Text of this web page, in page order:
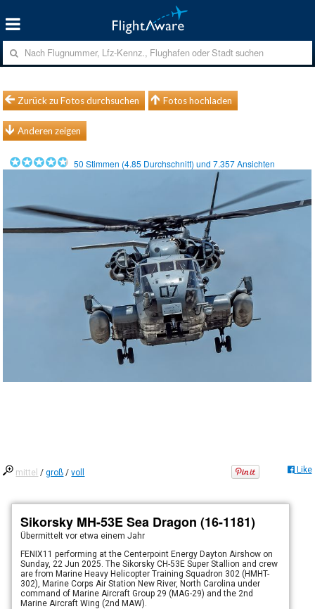
Zurück zu Fotos durchsuchen Fotos hochladen
Anderen zeigen
50 Stimmen (4.85 Durchschnitt) und7.357Ansichten
mittel /groß /voll Like
Sikorsky MH-53E Sea Dragon (16-1181)
Übermitteltvor etwa einem Jahr
FENIX11 performing at the Centerpoint Energy Dayton Airshow on
Sunday, 22 Jun 2025. The Sikorsky CH-53E Super Stallion and crew
are from Marine Heavy Helicopter Training Squadron 302 (HMHT-
302), Marine Corps Air Station New River, North Carolina under
command of Marine Aircraft Group 29 (MAG-29) and the 2nd
Marine Aircraft Wing (2nd MAW).